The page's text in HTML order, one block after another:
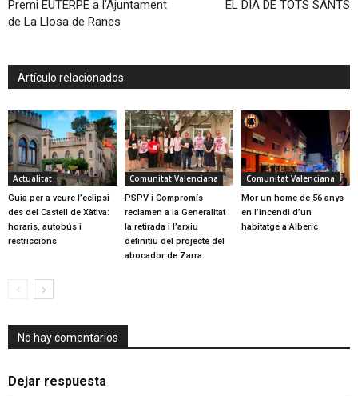
Premi EUTERPE a l’Ajuntament
de La Llosa de Ranes
EL DIA DE TOTS SANTS
Artículo relacionados
Actualitat
Guia per a veure l’eclipsi
des del Castell de Xàtiva:
horaris, autobús i
restriccions
Comunitat Valenciana
PSPV i Compromís
reclamen a la Generalitat
la retirada i l’arxiu
definitiu del projecte del
abocador de Zarra
Comunitat Valenciana
Mor un home de 56 anys
en l’incendi d’un
habitatge a Alberic
No hay comentarios
Dejar respuesta